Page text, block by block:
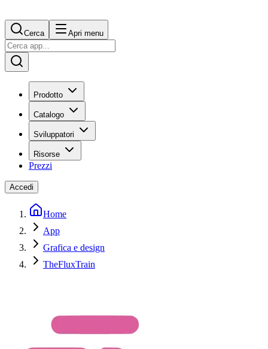
Cerca Apri menu
Prodotto
Catalogo
Sviluppatori
Risorse
Prezzi
Accedi
Home
App
Grafica e design
TheFluxTrain